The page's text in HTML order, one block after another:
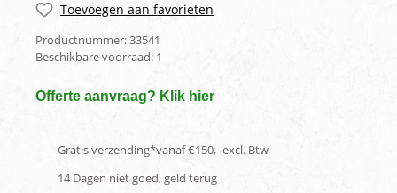
Toevoegen aan favorieten
Productnummer:33541
Beschikbare voorraad: 1
Offerte aanvraag? Klik hier
Gratis verzending*vanaf €150,- excl. Btw
14 Dagen niet goed, geld terug